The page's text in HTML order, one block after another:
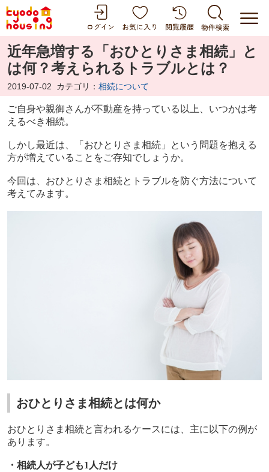
近年急増する「おひとりさま相続」と
は何？考えられるトラブルとは？
2019-07-02 カテゴリ： 相続について
ご自身や親御さんが不動産を持っている以上、いつかは考
えるべき相続。
しかし最近は、「おひとりさま相続」という問題を抱える
方が増えていることをご存知でしょうか。
今回は、おひとりさま相続とトラブルを防ぐ方法について
考えてみます。
おひとりさま相続とは何か
おひとりさま相続と言われるケースには、主に以下の例が
あります。
・相続人が子ども1 人だけ